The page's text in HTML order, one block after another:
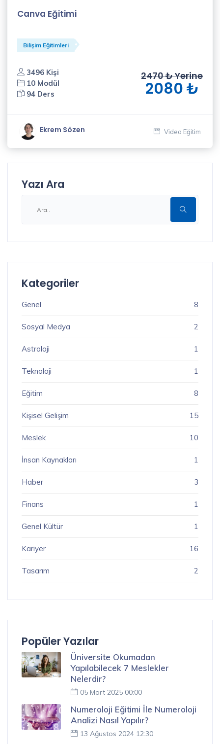
Canva Eğitimi
Bilişim Eğitimleri
3496 Kişi
10 Modül
94 Ders
2470 ₺ Yerine
2080 ₺
Ekrem Sözen Video Eğitim
Yazı Ara
Kategoriler
Genel 8
Sosyal Medya 2
Astroloji 1
Teknoloji 1
Eğitim 8
Kişisel Gelişim 15
Meslek 10
İnsan Kaynakları 1
Haber 3
Finans 1
Genel Kültür 1
Kariyer 16
Tasarım 2
Popüler Yazılar
Üniversite Okumadan
Yapılabilecek 7 Meslekler
Nelerdir?
05 Mart 2025 00:00
Numeroloji Eğitimi İle Numeroloji
Analizi Nasıl Yapılır?
13 Ağustos 2024 12:30